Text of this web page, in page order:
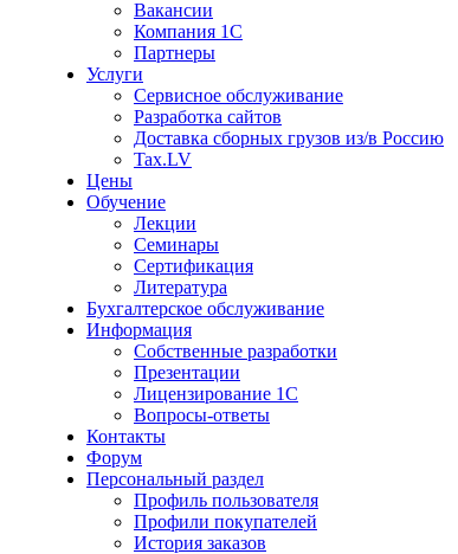
Вакансии
Компания 1С
Партнеры
Услуги
Сервисное обслуживание
Разработка сайтов
Доставка сборных грузов из/в Россию
Tax.LV
Цены
Обучение
Лекции
Семинары
Сертификация
Литература
Бухгалтерское обслуживание
Информация
Собственные разработки
Презентации
Лицензирование 1С
Вопросы-ответы
Контакты
Форум
Персональный раздел
Профиль пользователя
Профили покупателей
История заказов